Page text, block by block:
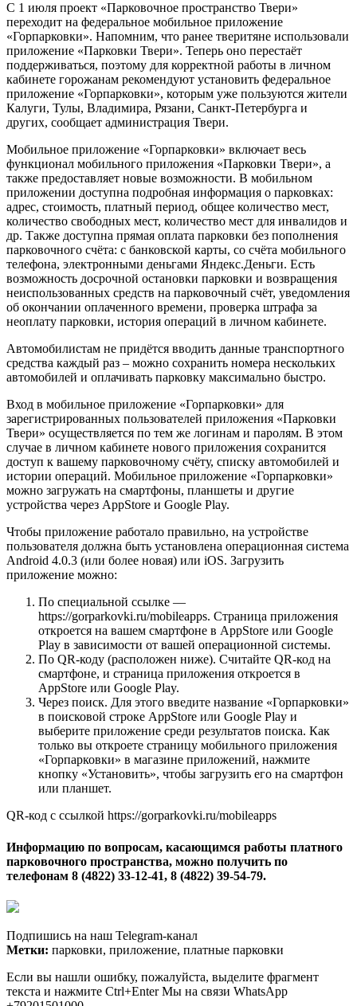
С 1 июля проект «Парковочное пространство Твери»
переходит на федеральное мобильное приложение
«Горпарковки». Напомним, что ранее тверитяне использовали
приложение «Парковки Твери». Теперь оно перестаёт
поддерживаться, поэтому для корректной работы в личном
кабинете горожанам рекомендуют установить федеральное
приложение «Горпарковки», которым уже пользуются жители
Калуги, Тулы, Владимира, Рязани, Санкт-Петербурга и
других, сообщает администрация Твери.
Мобильное приложение «Горпарковки» включает весь
функционал мобильного приложения «Парковки Твери», а
также предоставляет новые возможности. В мобильном
приложении доступна подробная информация о парковках:
адрес, стоимость, платный период, общее количество мест,
количество свободных мест, количество мест для инвалидов и
др. Также доступна прямая оплата парковки без пополнения
парковочного счёта: с банковской карты, со счёта мобильного
телефона, электронными деньгами Яндекс.Деньги. Есть
возможность досрочной остановки парковки и возвращения
неиспользованных средств на парковочный счёт, уведомления
об окончании оплаченного времени, проверка штрафа за
неоплату парковки, история операций в личном кабинете.
Автомобилистам не придётся вводить данные транспортного
средства каждый раз – можно сохранить номера нескольких
автомобилей и оплачивать парковку максимально быстро.
Вход в мобильное приложение «Горпарковки» для
зарегистрированных пользователей приложения «Парковки
Твери» осуществляется по тем же логинам и паролям. В этом
случае в личном кабинете нового приложения сохранится
доступ к вашему парковочному счёту, списку автомобилей и
истории операций. Мобильное приложение «Горпарковки»
можно загружать на смартфоны, планшеты и другие
устройства через AppStore и Google Play.
Чтобы приложение работало правильно, на устройстве
пользователя должна быть установлена операционная система
Android 4.0.3 (или более новая) или iOS. Загрузить
приложение можно:
По специальной ссылке —
https://gorparkovki.ru/mobileapps. Страница приложения
откроется на вашем смартфоне в AppStore или Google
Play в зависимости от вашей операционной системы.
По QR-коду (расположен ниже). Считайте QR-код на
смартфоне, и страница приложения откроется в
AppStore или Google Play.
Через поиск. Для этого введите название «Горпарковки»
в поисковой строке AppStore или Google Play и
выберите приложение среди результатов поиска. Как
только вы откроете страницу мобильного приложения
«Горпарковки» в магазине приложений, нажмите
кнопку «Установить», чтобы загрузить его на смартфон
или планшет.
QR-код с ссылкой https://gorparkovki.ru/mobileapps
Информацию по вопросам, касающимся работы платного
парковочного пространства, можно получить по
телефонам 8 (4822) 33-12-41, 8 (4822) 39-54-79.
Подпишись на наш Telegram-канал
Метки: парковки, приложение, платные парковки
Если вы нашли ошибку, пожалуйста, выделите фрагмент
текста и нажмите Ctrl+Enter Мы на связи WhatsApp